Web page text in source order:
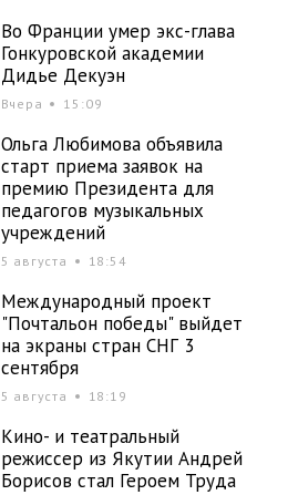
Во Франции умер экс-глава
Гонкуровской академии
Дидье Декуэн
Вчера 15:09
Ольга Любимова объявила
старт приема заявок на
премию Президента для
педагогов музыкальных
учреждений
5 августа 18:54
Международный проект
"Почтальон победы" выйдет
на экраны стран СНГ 3
сентября
5 августа 18:19
Кино- и театральный
режиссер из Якутии Андрей
Борисов стал Героем Труда